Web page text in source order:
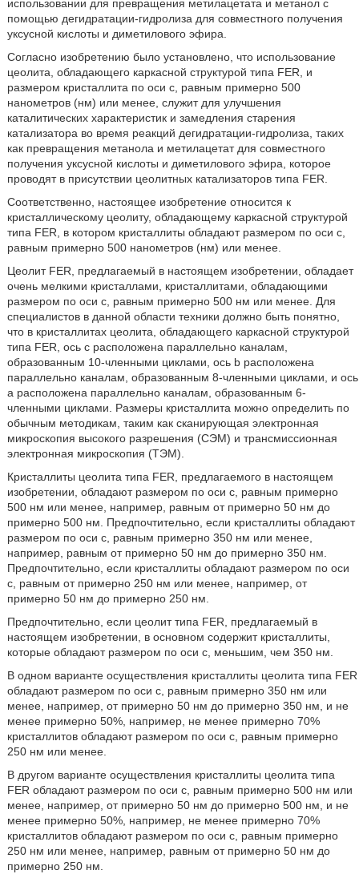
использовании для превращения метилацетата и метанол с
помощью дегидратации-гидролиза для совместного получения
уксусной кислоты и диметилового эфира.
Согласно изобретению было установлено, что использование
цеолита, обладающего каркасной структурой типа FER, и
размером кристаллита по оси с, равным примерно 500
нанометров (нм) или менее, служит для улучшения
каталитических характеристик и замедления старения
катализатора во время реакций дегидратации-гидролиза, таких
как превращения метанола и метилацетат для совместного
получения уксусной кислоты и диметилового эфира, которое
проводят в присутствии цеолитных катализаторов типа FER.
Соответственно, настоящее изобретение относится к
кристаллическому цеолиту, обладающему каркасной структурой
типа FER, в котором кристаллиты обладают размером по оси с,
равным примерно 500 нанометров (нм) или менее.
Цеолит FER, предлагаемый в настоящем изобретении, обладает
очень мелкими кристаллами, кристаллитами, обладающими
размером по оси с, равным примерно 500 нм или менее. Для
специалистов в данной области техники должно быть понятно,
что в кристаллитах цеолита, обладающего каркасной структурой
типа FER, ось с расположена параллельно каналам,
образованным 10-членными циклами, ось b расположена
параллельно каналам, образованным 8-членными циклами, и ось
а расположена параллельно каналам, образованным 6-
членными циклами. Размеры кристаллита можно определить по
обычным методикам, таким как сканирующая электронная
микроскопия высокого разрешения (СЭМ) и трансмиссионная
электронная микроскопия (ТЭМ).
Кристаллиты цеолита типа FER, предлагаемого в настоящем
изобретении, обладают размером по оси с, равным примерно
500 нм или менее, например, равным от примерно 50 нм до
примерно 500 нм. Предпочтительно, если кристаллиты обладают
размером по оси с, равным примерно 350 нм или менее,
например, равным от примерно 50 нм до примерно 350 нм.
Предпочтительно, если кристаллиты обладают размером по оси
с, равным от примерно 250 нм или менее, например, от
примерно 50 нм до примерно 250 нм.
Предпочтительно, если цеолит типа FER, предлагаемый в
настоящем изобретении, в основном содержит кристаллиты,
которые обладают размером по оси с, меньшим, чем 350 нм.
В одном варианте осуществления кристаллиты цеолита типа FER
обладают размером по оси с, равным примерно 350 нм или
менее, например, от примерно 50 нм до примерно 350 нм, и не
менее примерно 50%, например, не менее примерно 70%
кристаллитов обладают размером по оси с, равным примерно
250 нм или менее.
В другом варианте осуществления кристаллиты цеолита типа
FER обладают размером по оси с, равным примерно 500 нм или
менее, например, от примерно 50 нм до примерно 500 нм, и не
менее примерно 50%, например, не менее примерно 70%
кристаллитов обладают размером по оси с, равным примерно
250 нм или менее, например, равным от примерно 50 нм до
примерно 250 нм.